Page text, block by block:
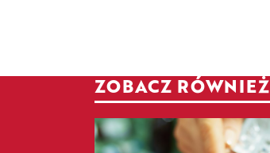
ZOBACZ RÓWNIEŻ